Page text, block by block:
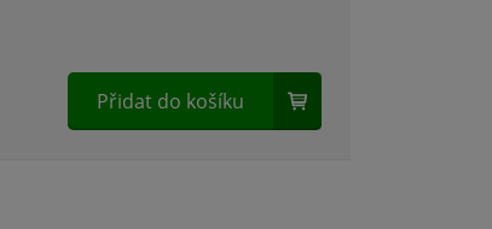
Přidat do košíku